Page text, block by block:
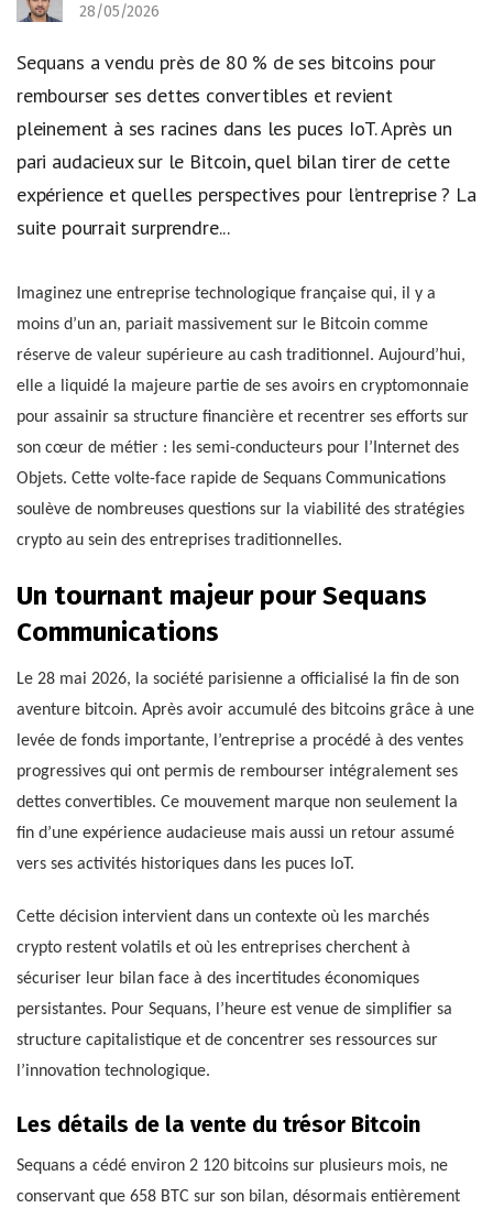
28/05/2026
Sequans a vendu près de 80 % de ses bitcoins pour
rembourser ses dettes convertibles et revient
pleinement à ses racines dans les puces IoT. Après un
pari audacieux sur le Bitcoin, quel bilan tirer de cette
expérience et quelles perspectives pour l’entreprise ? La
suite pourrait surprendre...
Imaginez une entreprise technologique française qui, il y a
moins d’un an, pariait massivement sur le Bitcoin comme
réserve de valeur supérieure au cash traditionnel. Aujourd’hui,
elle a liquidé la majeure partie de ses avoirs en cryptomonnaie
pour assainir sa structure financière et recentrer ses efforts sur
son cœur de métier : les semi-conducteurs pour l’Internet des
Objets. Cette volte-face rapide de Sequans Communications
soulève de nombreuses questions sur la viabilité des stratégies
crypto au sein des entreprises traditionnelles.
Un tournant majeur pour Sequans
Communications
Le 28 mai 2026, la société parisienne a officialisé la fin de son
aventure bitcoin. Après avoir accumulé des bitcoins grâce à une
levée de fonds importante, l’entreprise a procédé à des ventes
progressives qui ont permis de rembourser intégralement ses
dettes convertibles. Ce mouvement marque non seulement la
fin d’une expérience audacieuse mais aussi un retour assumé
vers ses activités historiques dans les puces IoT.
Cette décision intervient dans un contexte où les marchés
crypto restent volatils et où les entreprises cherchent à
sécuriser leur bilan face à des incertitudes économiques
persistantes. Pour Sequans, l’heure est venue de simplifier sa
structure capitalistique et de concentrer ses ressources sur
l’innovation technologique.
Les détails de la vente du trésor Bitcoin
Sequans a cédé environ 2 120 bitcoins sur plusieurs mois, ne
conservant que 658 BTC sur son bilan, désormais entièrement